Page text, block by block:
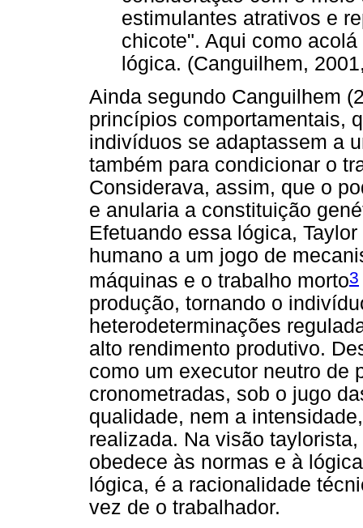
estimulantes atrativos e
chicote". Aqui como
lógica. (Canguilhem,
Ainda segundo Canguilhem
princípios comportamentais,
indivíduos se adaptassem a
também para condicionar o
Considerava, assim, que o
e anularia a constituição
Efetuando essa lógica,
humano a um jogo de
máquinas e o trabalho morto3
produção, tornando o
heterodeterminações
alto rendimento produtivo.
como um executor neutro de
cronometradas, sob o jugo
qualidade, nem a
realizada. Na visão
obedece às normas e à
lógica, é a racionalidade
vez de o trabalhador.